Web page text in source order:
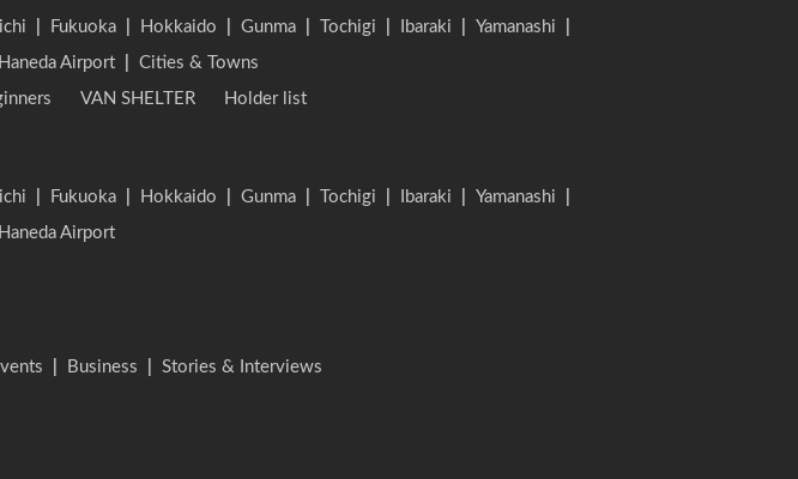
Fukuoka Hokkaido Gunma Tochigi Ibaraki Yamanashi
Haneda Airport
Cities & Towns
VAN SHELTER Holder list
Fukuoka Hokkaido Gunma Tochigi Ibaraki Yamanashi
Haneda Airport
Business
Stories & Interviews